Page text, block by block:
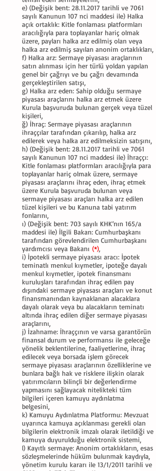
e) (Değişik bent: 28.11.2017 tarihli ve 7061
sayılı Kanunun 107 nci maddesi ile) Halka
açık ortaklık: Kitle fonlaması platformları
aracılığıyla para toplayanlar hariç olmak
üzere, payları halka arz edilmiş olan veya
halka arz edilmiş sayılan anonim ortaklıkları,
f) Halka arz: Sermaye piyasası araçlarının
satın alınması için her türlü yoldan yapılan
genel bir çağrıyı ve bu çağrı devamında
gerçekleştirilen satışı,
g) Halka arz eden: Sahip olduğu sermaye
piyasası araçlarını halka arz etmek üzere
Kurula başvuruda bulunan gerçek veya tüzel
kişileri,
ğ) İhraç: Sermaye piyasası araçlarının
ihraççılar tarafından çıkarılıp, halka arz
edilerek veya halka arz edilmeksizin satışını,
h) (Değişik bent: 28.11.2017 tarihli ve 7061
sayılı Kanunun 107 nci maddesi ile) İhraççı:
Kitle fonlaması platformları aracılığıyla para
toplayanlar hariç olmak üzere, sermaye
piyasası araçlarını ihraç eden, ihraç etmek
üzere Kurula başvuruda bulunan veya
sermaye piyasası araçları halka arz edilen
tüzel kişileri ve bu Kanuna tabi yatırım
fonlarını,
ı) (Değişik bent: 703 sayılı KHK’nın 165/a
maddesi ile) İlgili Bakan: Cumhurbaşkanı
tarafından görevlendirilen Cumhurbaşkanı
yardımcısı veya Bakanı (*),
i) İpotekli sermaye piyasası aracı: İpotek
teminatlı menkul kıymetler, ipoteğe dayalı
menkul kıymetler, ipotek finansmanı
kuruluşları tarafından ihraç edilen pay
dışındaki sermaye piyasası araçları ve konut
finansmanından kaynaklanan alacaklara
dayalı olarak veya bu alacakların teminatı
altında ihraç edilen diğer sermaye piyasası
araçlarını,
j) İzahname: İhraççının ve varsa garantörün
finansal durum ve performansı ile geleceğe
yönelik beklentilerine, faaliyetlerine, ihraç
edilecek veya borsada işlem görecek
sermaye piyasası araçlarının özelliklerine ve
bunlara bağlı hak ve risklere ilişkin olarak
yatırımcıların bilinçli bir değerlendirme
yapmasını sağlayacak nitelikteki tüm
bilgileri içeren kamuyu aydınlatma
belgesini,
k) Kamuyu Aydınlatma Platformu: Mevzuat
uyarınca kamuya açıklanması gerekli olan
bilgilerin elektronik imzalı olarak iletildiği ve
kamuya duyurulduğu elektronik sistemi,
l) Kayıtlı sermaye: Anonim ortaklıkların, esas
sözleşmelerinde hüküm bulunmak kaydıyla,
yönetim kurulu kararı ile 13/1/2011 tarihli ve